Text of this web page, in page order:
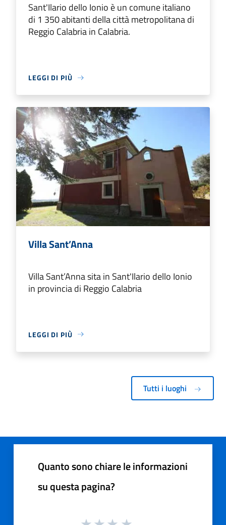
Sant'Ilario dello Ionio è un comune italiano
di 1 350 abitanti della città metropolitana di
Reggio Calabria in Calabria.
LEGGI DI PIÙ
Villa Sant’Anna
Villa Sant’Anna sita in Sant'Ilario dello Ionio
in provincia di Reggio Calabria
LEGGI DI PIÙ
Tutti i luoghi
Quanto sono chiare le informazioni
su questa pagina?